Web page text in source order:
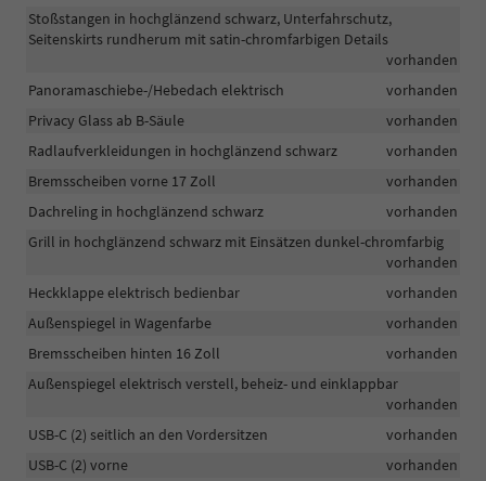
Stoßstangen in hochglänzend schwarz, Unterfahrschutz,
Seitenskirts rundherum mit satin-chromfarbigen Details
vorhanden
Panoramaschiebe-/Hebedach elektrisch
vorhanden
Privacy Glass ab B-Säule
vorhanden
Radlaufverkleidungen in hochglänzend schwarz
vorhanden
Bremsscheiben vorne 17 Zoll
vorhanden
Dachreling in hochglänzend schwarz
vorhanden
Grill in hochglänzend schwarz mit Einsätzen dunkel-chromfarbig
vorhanden
Heckklappe elektrisch bedienbar
vorhanden
Außenspiegel in Wagenfarbe
vorhanden
Bremsscheiben hinten 16 Zoll
vorhanden
Außenspiegel elektrisch verstell, beheiz- und einklappbar
vorhanden
USB-C (2) seitlich an den Vordersitzen
vorhanden
USB-C (2) vorne
vorhanden